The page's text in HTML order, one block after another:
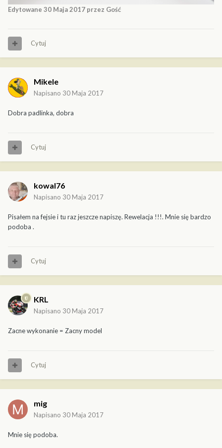
Edytowane 30 Maja 2017 przez Gość
Cytuj
Mikele
Napisano 30 Maja 2017
Dobra padlinka, dobra
Cytuj
kowal76
Napisano 30 Maja 2017
Pisałem na fejsie i tu raz jeszcze napiszę. Rewelacja !!!. Mnie się bardzo
podoba .
Cytuj
KRL
Napisano 30 Maja 2017
Zacne wykonanie = Zacny model
Cytuj
mig
Napisano 30 Maja 2017
Mnie się podoba.